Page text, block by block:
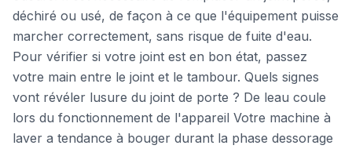
déchiré ou usé, de façon à ce que l'équipement puisse
marcher correctement, sans risque de fuite d'eau.
Pour vérifier si votre joint est en bon état, passez
votre main entre le joint et le tambour. Quels signes
vont révéler lusure du joint de porte ? De leau coule
lors du fonctionnement de l'appareil Votre machine à
laver a tendance à bouger durant la phase dessorage